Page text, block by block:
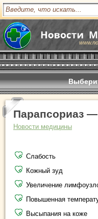
Парапсориаз
Новости медицины
Слабость
Кожный зуд
Увеличение
Повышенная
Высыпания на коже